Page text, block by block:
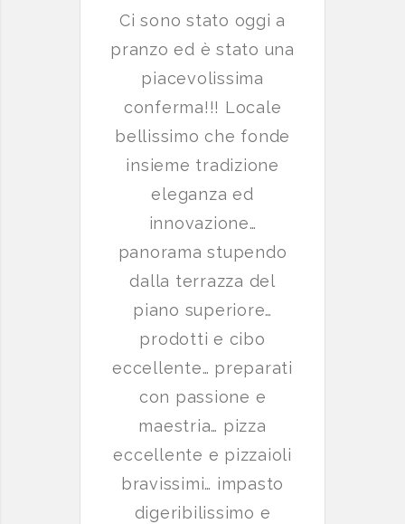
Ci sono stato oggi a
pranzo ed è stato una
piacevolissima
conferma!!! Locale
bellissimo che fonde
insieme tradizione
eleganza ed
innovazione…
panorama stupendo
dalla terrazza del
piano superiore…
prodotti e cibo
eccellente… preparati
con passione e
maestria… pizza
eccellente e pizzaioli
bravissimi… impasto
digeribilissimo e